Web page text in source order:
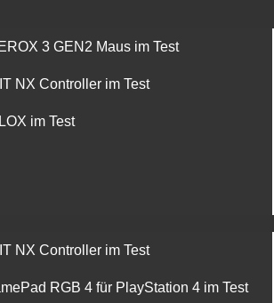
3 GEN2 Maus im Test
NX Controller im Test
im Test
NX Controller im Test
RGB 4 für PlayStation 4 im Test